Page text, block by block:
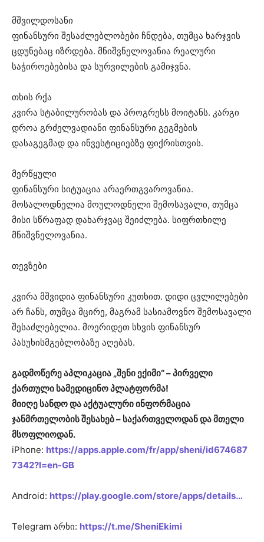
მშვილდოსანი
ფინანსური შესაძლებლობები ჩნდება, თუმცა ხარჯვის
ცდუნებაც იზრდება. მნიშვნელოვანია რეალური
საჭიროებებისა და სურვილების გამიჯვნა.
თხის რქა
კვირა სტაბილურობას და პროგრესს მოიტანს. კარგი
დროა გრძელვადიანი ფინანსური გეგმების
დასაგეგმად და ინვესტიციებზე ფიქრისთვის.
მერწყული
ფინანსური სიტუაცია არაერთგვაროვანია.
მოსალოდნელია მოულოდნელი შემოსავალი, თუმცა
მისი სწრაფად დახარჯვაც შეიძლება. სიფრთხილე
მნიშვნელოვანია.
თევზები
კვირა მშვიდია ფინანსური კუთხით. დიდი ცვლილებები
არ ჩანს, თუმცა მცირე, მაგრამ სასიამოვნო შემოსავალი
შესაძლებელია. მოერიდეთ სხვის ფინანსურ
პასუხისმგებლობაზე აღებას.
გადმოწერე აპლიკაცია „შენი ექიმი“ – პირველი
ქართული სამედიცინო პლატფორმა!
მიიღე სანდო და აქტუალური ინფორმაცია
ჯანმრთელობის შესახებ – საქართველოდან და მთელი
მსოფლიოდან.
iPhone: https://apps.apple.com/fr/app/sheni/id674687
7342?l=en-GB
Android: https://play.google.com/store/apps/details…
Telegram არხი: https://t.me/SheniEkimi